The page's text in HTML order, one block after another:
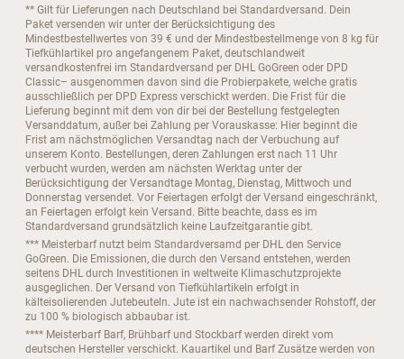
** Gilt für Lieferungen nach Deutschland bei Standardversand. Dein
Paket versenden wir unter der Berücksichtigung des
Mindestbestellwertes von 39 € und der Mindestbestellmenge von 8 kg für
Tiefkühlartikel pro angefangenem Paket, deutschlandweit
versandkostenfrei im Standardversand per DHL GoGreen oder DPD
Classic– ausgenommen davon sind die Probierpakete, welche gratis
ausschließlich per DPD Express verschickt werden. Die Frist für die
Lieferung beginnt mit dem von dir bei der Bestellung festgelegten
Versanddatum, außer bei Zahlung per Vorauskasse: Hier beginnt die
Frist am nächstmöglichen Versandtag nach der Verbuchung auf
unserem Konto. Bestellungen, deren Zahlungen erst nach 11 Uhr
verbucht wurden, werden am nächsten Werktag unter der
Berücksichtigung der Versandtage Montag, Dienstag, Mittwoch und
Donnerstag versendet. Vor Feiertagen erfolgt der Versand eingeschränkt,
an Feiertagen erfolgt kein Versand. Bitte beachte, dass es im
Standardversand grundsätzlich keine Laufzeitgarantie gibt.
*** Meisterbarf nutzt beim Standardversamd per DHL den Service
GoGreen. Die Emissionen, die durch den Versand entstehen, werden
seitens DHL durch Investitionen in weltweite Klimaschutzprojekte
ausgeglichen. Der Versand von Tiefkühlartikeln erfolgt in
kälteisolierenden Jutebeuteln. Jute ist ein nachwachsender Rohstoff, der
zu 100 % biologisch abbaubar ist.
**** Meisterbarf Barf, Brühbarf und Stockbarf werden direkt vom
deutschen Hersteller verschickt. Kauartikel und Barf Zusätze werden von